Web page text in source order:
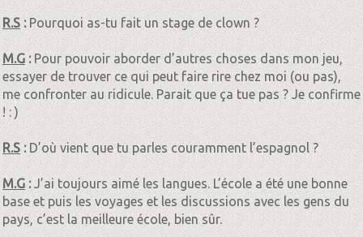
R.S:Pourquoi as-tu fait un stage de clown ?
M.G:Pour pouvoir aborder d’autres choses dans mon jeu,
essayer de trouver ce qui peut faire rire chez moi (ou pas),
me confronter au ridicule. Parait que ça tue pas ? Je confirme
! : )
R.S:D’où vient que tu parles couramment l’espagnol ?
M.G:J’ai toujours aimé les langues. L’école a été une bonne
base et puis les voyages et les discussions avec les gens du
pays, c’est la meilleure école, bien sûr.